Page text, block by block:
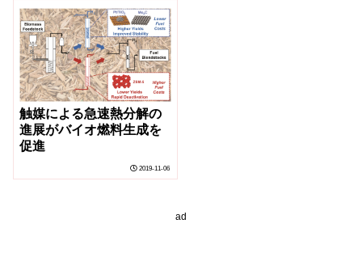
触媒による急速熱分解の
進展がバイオ燃料生成を
促進
2019-11-06
ad